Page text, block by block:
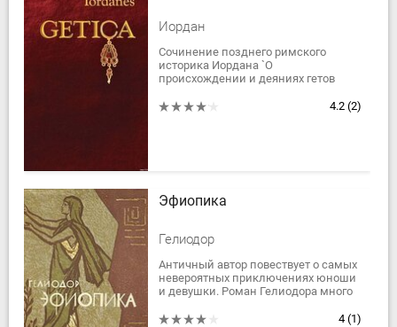
Иордан
Сочинение позднего римского
историка Иордана `О
происхождении и деяниях гетов
произведений эпохи раннего
4.2 (2)
Эфиопика
Гелиодор
Античный автор повествует о самых
невероятных приключениях юноши
и девушки. Роман Гелиодора много
захватывающих книг, а классики4 (1)